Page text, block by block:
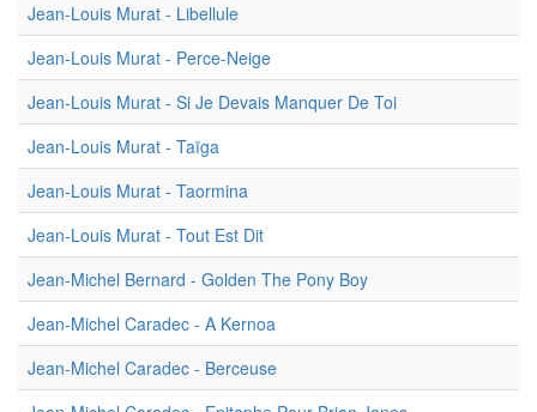
Jean-Louis Murat - Libellule
Jean-Louis Murat - Perce-Neige
Jean-Louis Murat - Si Je Devais Manquer De Toi
Jean-Louis Murat - Taïga
Jean-Louis Murat - Taormina
Jean-Louis Murat - Tout Est Dit
Jean-Michel Bernard - Golden The Pony Boy
Jean-Michel Caradec - A Kernoa
Jean-Michel Caradec - Berceuse